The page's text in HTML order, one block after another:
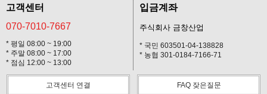
고객센터
070-7010-7667
* 평일 08:00 ~ 19:00
* 주말 08:00 ~ 17:00
* 점심 12:00 ~ 13:00
입금계좌
주식회사 금창산업
* 국민 603501-04-138828
* 농협 301-0184-7166-71
고객센터 연결 FAQ 잦은질문